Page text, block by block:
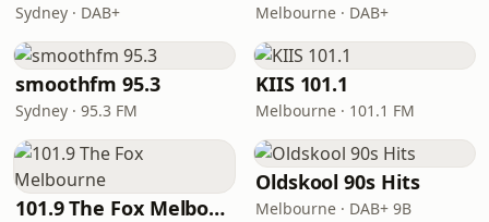
Sydney · DAB+ Melbourne · DAB+
smoothfm 95.3
Sydney · 95.3 FM
KIIS 101.1
Melbourne · 101.1 FM
101.9 The Fox Melbourne
Oldskool 90s Hits
Melbourne · DAB+ 9B